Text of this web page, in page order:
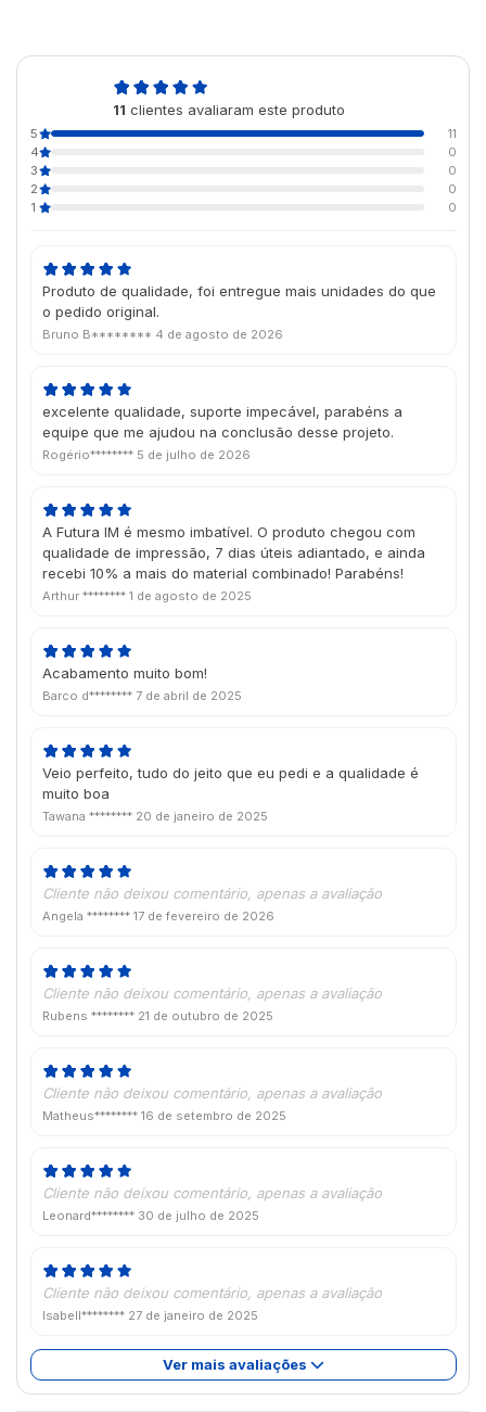
11 clientes avaliaram este produto
5
11
4
0
3
0
2
0
1
0
Produto de qualidade, foi entregue mais unidades do que
o pedido original.
Bruno B******** 4 de agosto de 2026
excelente qualidade, suporte impecável, parabéns a
equipe que me ajudou na conclusão desse projeto.
Rogério******** 5 de julho de 2026
A Futura IM é mesmo imbatível. O produto chegou com
qualidade de impressão, 7 dias úteis adiantado, e ainda
recebi 10% a mais do material combinado! Parabéns!
Arthur ******** 1 de agosto de 2025
Acabamento muito bom!
Barco d******** 7 de abril de 2025
Veio perfeito, tudo do jeito que eu pedi e a qualidade é
muito boa
Tawana ******** 20 de janeiro de 2025
Cliente não deixou comentário, apenas a avaliação
Angela ******** 17 de fevereiro de 2026
Cliente não deixou comentário, apenas a avaliação
Rubens ******** 21 de outubro de 2025
Cliente não deixou comentário, apenas a avaliação
Matheus******** 16 de setembro de 2025
Cliente não deixou comentário, apenas a avaliação
Leonard******** 30 de julho de 2025
Cliente não deixou comentário, apenas a avaliação
Isabell******** 27 de janeiro de 2025
Ver mais avaliações